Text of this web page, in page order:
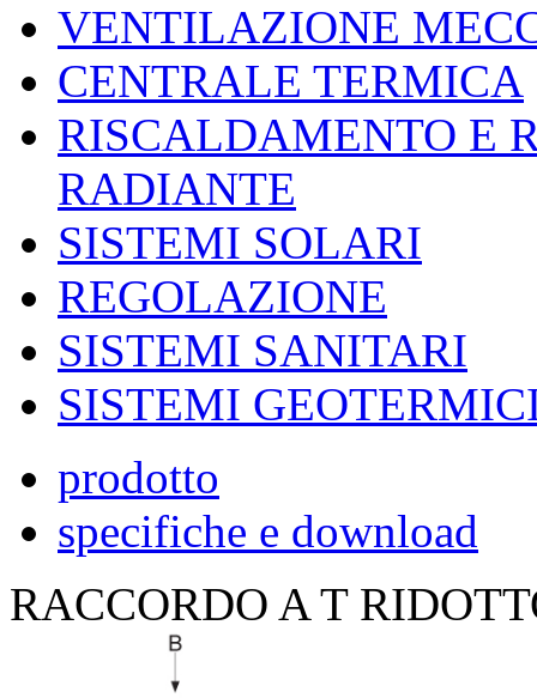
VENTILAZIONE
CENTRALE TERMICA
RISCALDAMENTO E
RADIANTE
SISTEMI SOLARI
REGOLAZIONE
SISTEMI SANITARI
SISTEMI
prodotto
specifiche e download
RACCORDO A T